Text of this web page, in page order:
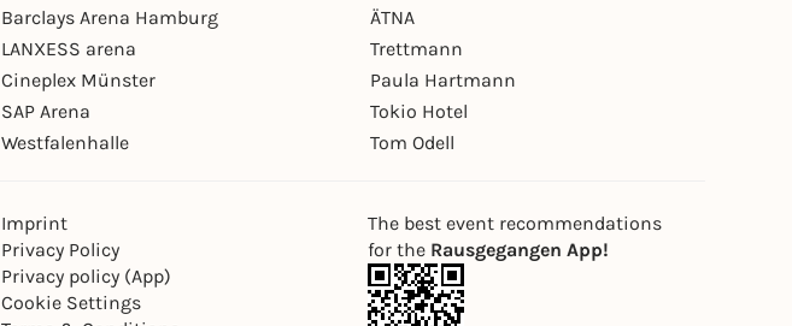
Barclays Arena Hamburg
LANXESS arena
Cineplex Münster
SAP Arena
Westfalenhalle
ÄTNA
Trettmann
Paula Hartmann
Tokio Hotel
Tom Odell
Imprint
Privacy Policy
Privacy policy (App)
Cookie Settings
The best event recommendations
for the Rausgegangen App!